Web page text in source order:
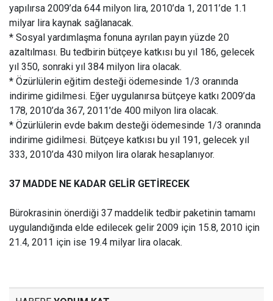
yapılırsa 2009’da 644 milyon lira, 2010’da 1, 2011’de 1.1
milyar lira kaynak sağlanacak.
* Sosyal yardımlaşma fonuna ayrılan payın yüzde 20
azaltılması. Bu tedbirin bütçeye katkısı bu yıl 186, gelecek
yıl 350, sonraki yıl 384 milyon lira olacak.
* Özürlülerin eğitim desteği ödemesinde 1/3 oranında
indirime gidilmesi. Eğer uygulanırsa bütçeye katkı 2009’da
178, 2010’da 367, 2011’de 400 milyon lira olacak.
* Özürlülerin evde bakım desteği ödemesinde 1/3 oranında
indirime gidilmesi. Bütçeye katkısı bu yıl 191, gelecek yıl
333, 2010’da 430 milyon lira olarak hesaplanıyor.
37 MADDE NE KADAR GELİR GETİRECEK
Bürokrasinin önerdiği 37 maddelik tedbir paketinin tamamı
uygulandığında elde edilecek gelir 2009 için 15.8, 2010 için
21.4, 2011 için ise 19.4 milyar lira olacak.